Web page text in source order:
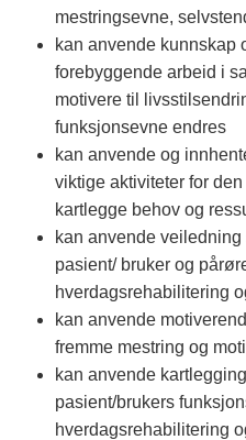
mestringsevne,
kan anvende kunnskap
forebyggende arbeid i
motivere til
funksjonsevne endres
kan anvende og
viktige aktiviteter for
kartlegge behov og
kan anvende
pasient/ bruker og
hverdagsrehabilitering
kan anvende
fremme mestring og
kan anvende
pasient/brukers
hverdagsrehabilitering